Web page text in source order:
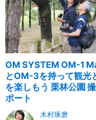
OM SYSTEM OM-1
とOM-3を持って観光
を楽しもう 栗林公園
ポート
木村琢磨